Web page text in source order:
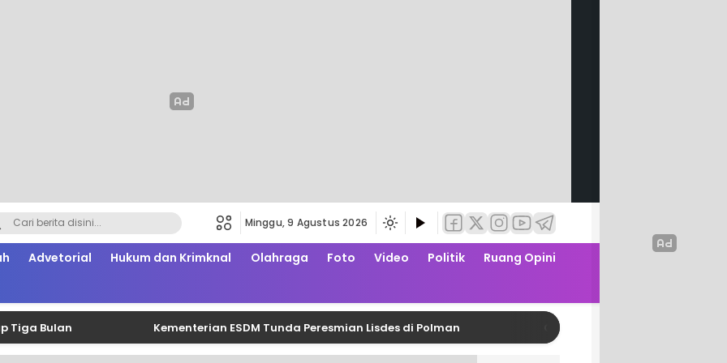
Minggu, 9 Agustus 2026
Advetorial Hukum dan Krimknal Olahraga Foto Video Politik
Ruang Opini
Kementerian ESDM Tunda Peresmian Lisdes di Polman Gerebek Balap Liar di Jalan Arteri,